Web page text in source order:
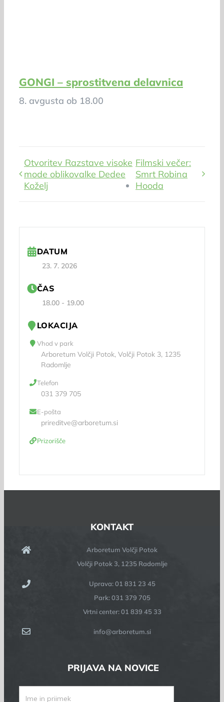
GONGI – sprostitvena delavnica
8. avgusta ob 18.00
Otvoritev Razstave visoke
mode oblikovalke Dedee
Koželj
Filmski večer:
Smrt Robina
Hooda
DATUM
23. 7. 2026
ČAS
18.00 - 19.00
LOKACIJA
Vhod v park
Arboretum Volčji Potok, Volčji Potok 3, 1235
Radomlje
Telefon
031 379 705
E-pošta
prireditve@arboretum.si
Prizorišče
KONTAKT
Arboretum Volčji Potok
Volčji Potok 3, 1235 Radomlje
Uprava: 01 831 23 45
Park: 031 379 705
Vrtni center: 01 839 45 33
info@arboretum.si
PRIJAVA NA NOVICE